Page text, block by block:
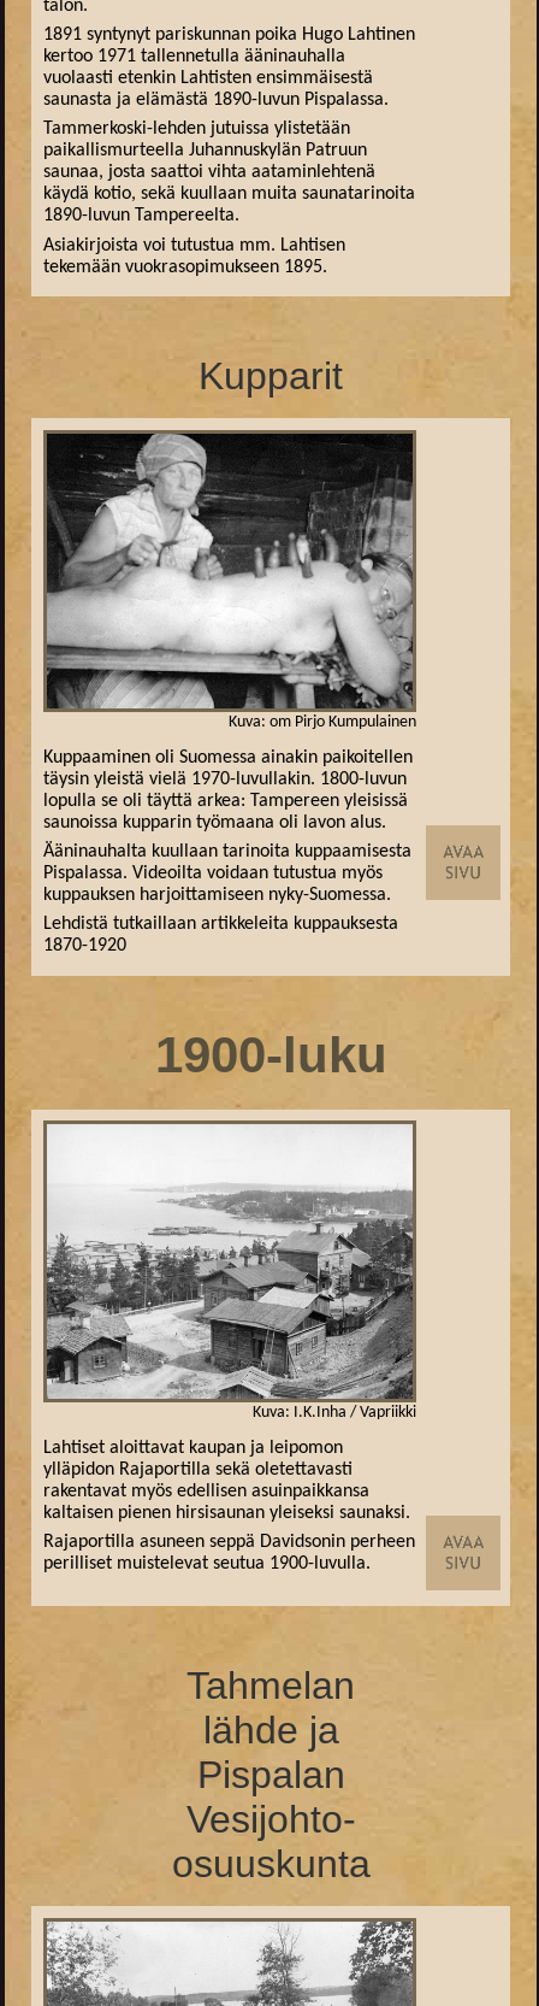
talon.
1891 syntynyt pariskunnan poika Hugo Lahtinen
kertoo 1971 tallennetulla ääninauhalla
vuolaasti etenkin Lahtisten ensimmäisestä
saunasta ja elämästä 1890-luvun Pispalassa.
Tammerkoski-lehden jutuissa ylistetään
paikallismurteella Juhannuskylän Patruun
saunaa, josta saattoi vihta aataminlehtenä
käydä kotio, sekä kuullaan muita saunatarinoita
1890-luvun Tampereelta.
Asiakirjoista voi tutustua mm. Lahtisen
tekemään vuokrasopimukseen 1895.
Kupparit
Kuva: om Pirjo Kumpulainen
Kuppaaminen oli Suomessa ainakin paikoitellen
täysin yleistä vielä 1970-luvullakin. 1800-luvun
lopulla se oli täyttä arkea: Tampereen yleisissä
saunoissa kupparin työmaana oli lavon alus.
Ääninauhalta kuullaan tarinoita kuppaamisesta
Pispalassa. Videoilta voidaan tutustua myös
kuppauksen harjoittamiseen nyky-Suomessa.
Lehdistä tutkaillaan artikkeleita kuppauksesta
1870-1920
1900-luku
Kuva: I.K.Inha / Vapriikki
Lahtiset aloittavat kaupan ja leipomon
ylläpidon Rajaportilla sekä oletettavasti
rakentavat myös edellisen asuinpaikkansa
kaltaisen pienen hirsisaunan yleiseksi saunaksi.
Rajaportilla asuneen seppä Davidsonin perheen
perilliset muistelevat seutua 1900-luvulla.
Tahmelan
lähde ja
Pispalan
Vesijohto-
osuuskunta